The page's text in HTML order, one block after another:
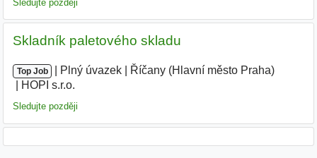
Sledujte později
Skladník paletového skladu
Top Job Plný úvazek Říčany (Hlavní město Praha)
HOPI s.r.o.
Sledujte později